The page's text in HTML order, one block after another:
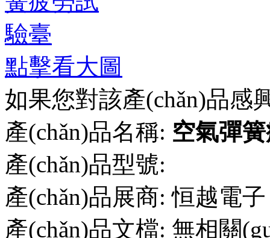
點擊看大圖
如果您對該產(chǎn)品感
產(chǎn)品名稱: 空氣彈
產(chǎn)品型號:
產(chǎn)品展商:恒越電子
產(chǎn)品文檔: 無相關